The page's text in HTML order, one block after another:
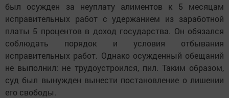
был осужден за неуплату алиментов к 5 месяцам
исправительных работ с удержанием из заработной
платы 5 процентов в доход государства. Он обязался
соблюдать порядок и условия отбывания
исправительных работ. Однако осужденный обещаний
не выполнил: не трудоустроился, пил. Таким образом,
суд был вынужден вынести постановление о лишении
его свободы.